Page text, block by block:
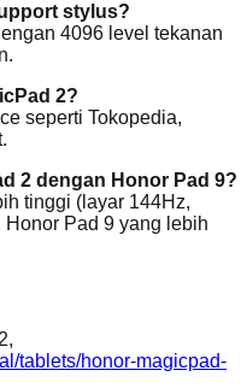
stylus?
4096 level tekanan
2?
seperti Tokopedia,
2 dengan Honor Pad 9?
tinggi (layar 144Hz,
Pad 9 yang lebih
tablets/honor-magicpad-